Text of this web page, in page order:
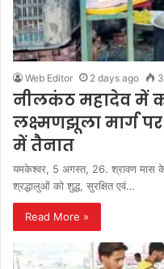
Web Editor 2 days ago
नीलकंठ महादेव में
लक्ष्मणझूला मार्ग
में तैनात
यमकेश्वर, 5 अगस्त, 26. श्रावण मास
श्रद्धालुओं को शुद्ध, सुरक्षित एवं…
Read More »